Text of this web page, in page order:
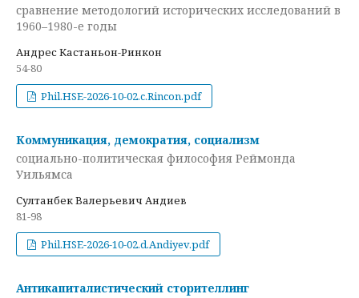
сравнение методологий исторических исследований в
1960–1980-е годы
Андрес Кастаньон-Ринкон
54-80
Phil.HSE-2026-10-02.c.Rincon.pdf
Коммуникация, демократия, социализм
социально-политическая философия Реймонда
Уильямса
Султанбек Валерьевич Андиев
81-98
Phil.HSE-2026-10-02.d.Andiyev.pdf
Антикапиталистический сторителлинг